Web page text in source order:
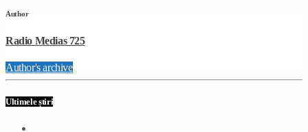
Author
Radio Medias 725
Author's archive
Ultimele știri